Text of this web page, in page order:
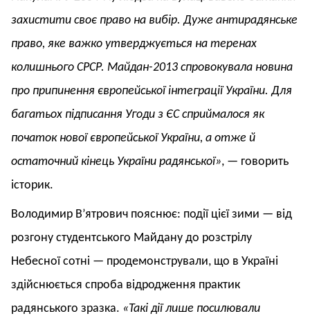
захистити своє право на вибір. Дуже антирадянське
право, яке важко утверджується на теренах
колишнього СРСР. Майдан-2013 спровокувала новина
про припинення європейської інтеграції України. Для
багатьох підписання Угоди з ЄС сприймалося як
початок нової європейської України, а отже й
остаточний кінець України радянської», — говорить
історик.
Володимир В’ятрович пояснює: події цієї зими — від
розгону студентського Майдану до розстрілу
Небесної сотні — продемонстрували, що в Україні
здійснюється спроба відродження практик
радянського зразка. «Такі дії лише посилювали